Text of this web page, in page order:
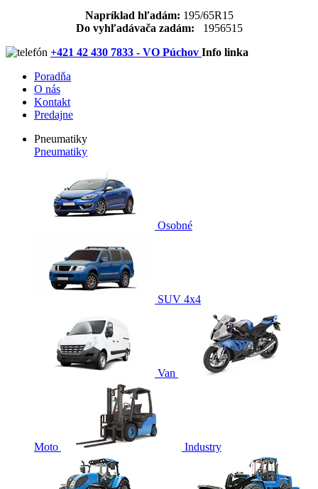
Napríklad hľadám: 195/65R15
Do vyhľadávača zadám: 1956515
+421 42 430 7833 - VO Púchov Info linka
Poradňa
O nás
Kontakt
Predajne
Pneumatiky
Pneumatiky
Osobné
SUV 4x4
Van
Moto Industry